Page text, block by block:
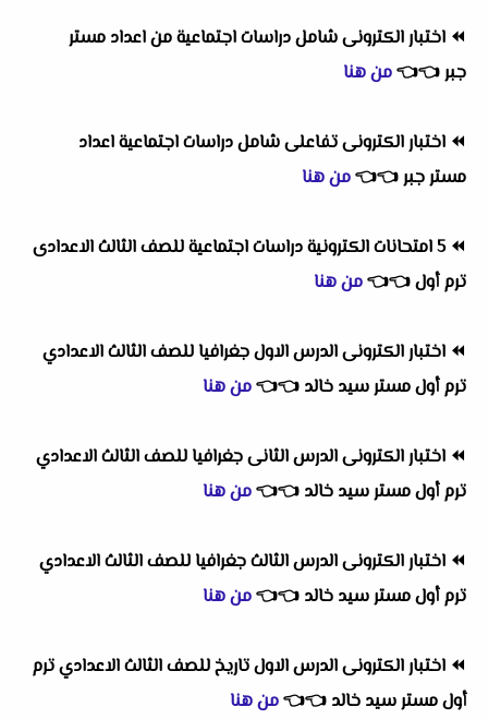
⏪ اختبار الكترونى شامل دراسات اجتماعية من اعداد مستر
جبر👈
👈من هنا
⏪ اختبار الكترونى تفاعلى شامل دراسات اجتماعية اعداد
مسترجبر👈
👈من هنا
⏪ 5 امتحانات الكترونية دراسات اجتماعية للصف الثالث الاعدادى
ترم أول👈
👈من هنا
⏪ اختبار الكترونى الدرس الاول جغرافيا للصف الثالث الاعدادي
ترم أول مستر سيد خالد 👈
👈من هنا
⏪ اختبار الكترونى الدرس الثانى جغرافيا للصف الثالث الاعدادي
ترم أول مستر سيد خالد 👈
👈من هنا
⏪ اختبار الكترونى الدرس الثالث جغرافيا للصف الثالث الاعدادي
ترم أول مستر سيد خالد 👈
👈من هنا
⏪ اختبار الكترونى الدرس الاول تاريخ للصف الثالث الاعدادي ترم
أول مستر سيد خالد 👈
👈من هنا